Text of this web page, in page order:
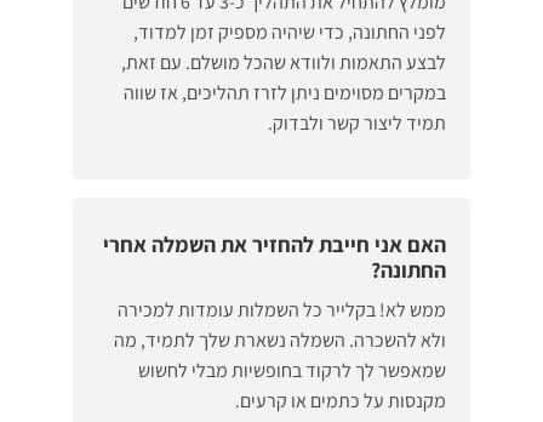
לפני החתונה, כדי שיהיה מספיק זמן למדוד,
לבצע התאמות ולוודא שהכל מושלם. עם זאת,
במקרים מסוימים ניתן לזרז תהליכים, אז שווה
תמיד ליצור קשר ולבדוק.
האם אני חייבת להחזיר את השמלה אחרי
החתונה?
ממש לא! בקלייר כל השמלות עומדות למכירה
ולא להשכרה. השמלה נשארת שלך לתמיד, מה
שמאפשר לך לרקוד בחופשיות מבלי לחשוש
מקנסות על כתמים או קרעים.